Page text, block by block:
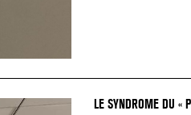
LE SYNDROME DU «